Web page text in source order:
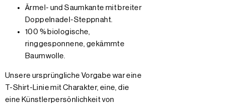
Ärmel- und Saumkante mit breiter
Doppelnadel-Steppnaht.
100 % biologische,
ringgesponnene, gekämmte
Baumwolle.
Unsere ursprüngliche Vorgabe war eine
T-Shirt-Linie mit Charakter, eine, die
eine Künstlerpersönlichkeit von